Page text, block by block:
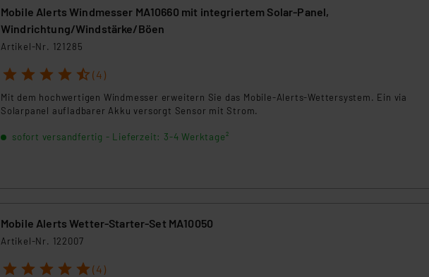
Mobile Alerts Windmesser MA10660 mit integriertem Solar-Panel,
Windrichtung/Windstärke/Böen
Artikel-Nr. 121285
1 2 3 4 5 (4)
Mit dem hochwertigen Windmesser erweitern Sie das Mobile-Alerts-Wettersystem. Ein via
Solarpanel aufladbarer Akku versorgt Sensor mit Strom.
sofort versandfertig - Lieferzeit: 3-4 Werktage²
Mobile Alerts Wetter-Starter-Set MA10050
Artikel-Nr. 122007
1 2 3 4 5 (4)